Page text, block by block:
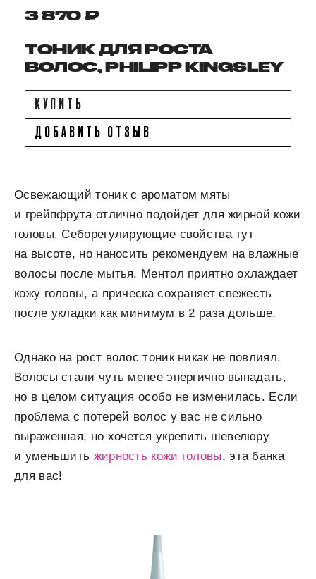
3 870 ₽
ТОНИК ДЛЯ РОСТА
ВОЛОС, PHILIPP KINGSLEY
КУПИТЬ
ДОБАВИТЬ ОТЗЫВ
Освежающий тоник с ароматом мяты
и грейпфрута отлично подойдет для жирной кожи
головы. Себорегулирующие свойства тут
на высоте, но наносить рекомендуем на влажные
волосы после мытья. Ментол приятно охлаждает
кожу головы, а прическа сохраняет свежесть
после укладки как минимум в 2 раза дольше.
Однако на рост волос тоник никак не повлиял.
Волосы стали чуть менее энергично выпадать,
но в целом ситуация особо не изменилась. Если
проблема с потерей волос у вас не сильно
выраженная, но хочется укрепить шевелюру
и уменьшить жирность кожи головы, эта банка
для вас!